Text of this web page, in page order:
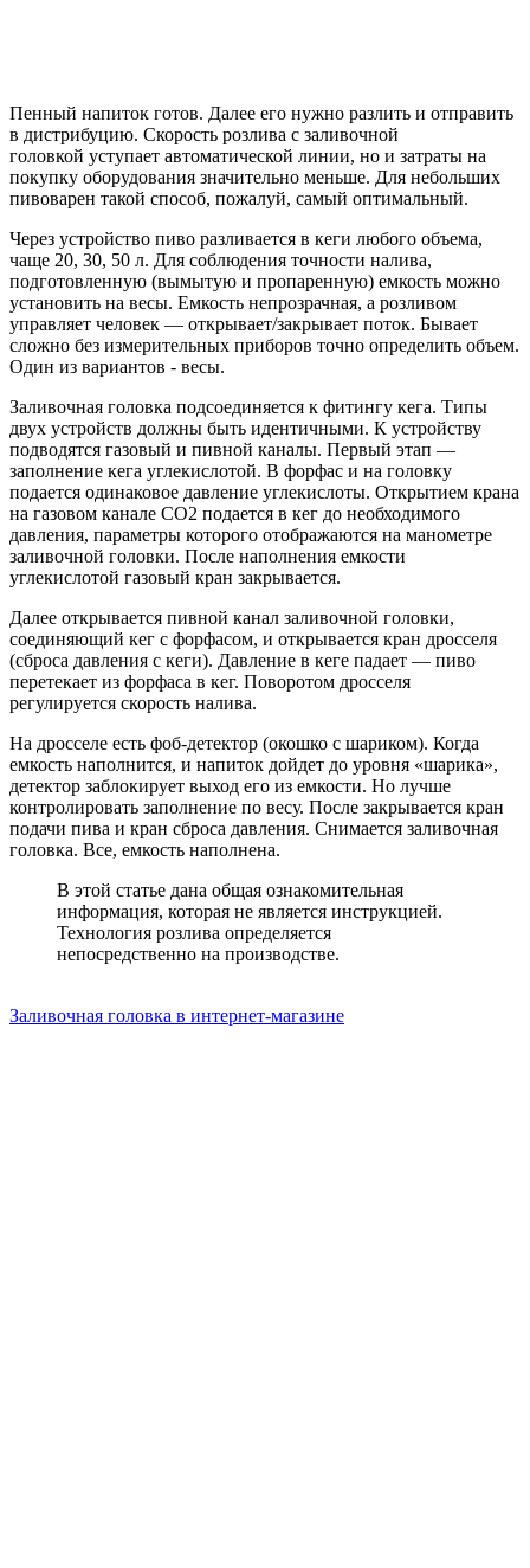
Пенный напиток готов. Далее его нужно разлить и отправить
в дистрибуцию. Скорость розлива с заливочной
головкой уступает автоматической линии, но и затраты на
покупку оборудования значительно меньше. Для небольших
пивоварен такой способ, пожалуй, самый оптимальный.
Через устройство пиво разливается в кеги любого объема,
чаще 20, 30, 50 л. Для соблюдения точности налива,
подготовленную (вымытую и пропаренную) емкость можно
установить на весы. Емкость непрозрачная, а розливом
управляет человек — открывает/закрывает поток. Бывает
сложно без измерительных приборов точно определить объем.
Один из вариантов - весы.
Заливочная головка подсоединяется к фитингу кега. Типы
двух устройств должны быть идентичными. К устройству
подводятся газовый и пивной каналы. Первый этап —
заполнение кега углекислотой. В форфас и на головку
подается одинаковое давление углекислоты. Открытием крана
на газовом канале СО2 подается в кег до необходимого
давления, параметры которого отображаются на манометре
заливочной головки. После наполнения емкости
углекислотой газовый кран закрывается.
Далее открывается пивной канал заливочной головки,
соединяющий кег с форфасом, и открывается кран дросселя
(сброса давления с кеги). Давление в кеге падает — пиво
перетекает из форфаса в кег. Поворотом дросселя
регулируется скорость налива.
На дросселе есть фоб-детектор (окошко с шариком). Когда
емкость наполнится, и напиток дойдет до уровня «шарика»,
детектор заблокирует выход его из емкости. Но лучше
контролировать заполнение по весу. После закрывается кран
подачи пива и кран сброса давления. Снимается заливочная
головка. Все, емкость наполнена.
В этой статье дана общая ознакомительная
информация, которая не является инструкцией.
Технология розлива определяется
непосредственно на производстве.
Заливочная головка в интернет-магазине